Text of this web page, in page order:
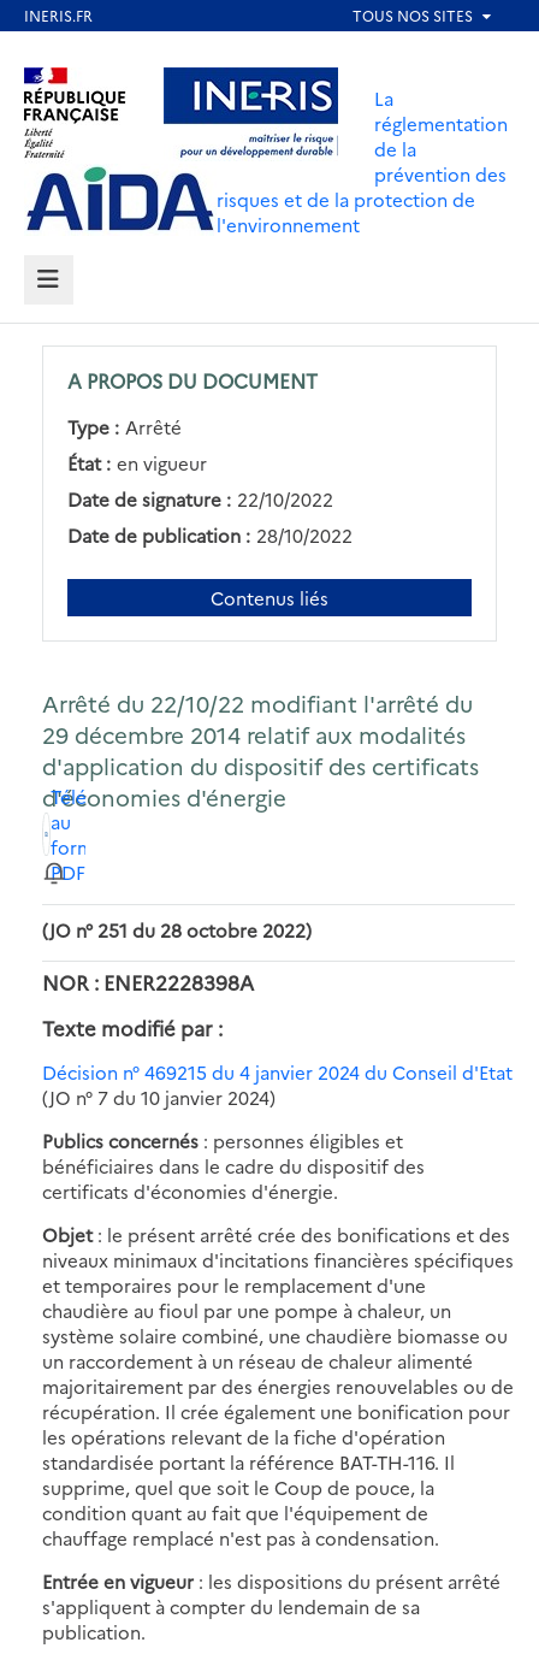
contenu
principal
Aller au contenu Aller au menu
Aller au pied de page
La
réglementation
de la
prévention des
risques et de la protection de
l'environnement
MENU
A PROPOS DU DOCUMENT
Type : Arrêté
État : en vigueur
Date de signature : 22/10/2022
Date de publication : 28/10/2022
Contenus liés
Arrêté du 22/10/22 modifiant l'arrêté du
29 décembre 2014 relatif aux modalités
d'application du dispositif des certificats
d'économies d'énergie
Télécharger
au
format
PDF
(JO n° 251 du 28 octobre 2022)
NOR : ENER2228398A
Texte modifié par :
Décision n° 469215 du 4 janvier 2024 du Conseil d'Etat
(JO n° 7 du 10 janvier 2024)
Publics concernés : personnes éligibles et
bénéficiaires dans le cadre du dispositif des
certificats d'économies d'énergie.
Objet: le présent arrêté crée des bonifications et des
niveaux minimaux d'incitations financières spécifiques
et temporaires pour le remplacement d'une
chaudière au fioul par une pompe à chaleur, un
système solaire combiné, une chaudière biomasse ou
un raccordement à un réseau de chaleur alimenté
majoritairement par des énergies renouvelables ou de
récupération. Il crée également une bonification pour
les opérations relevant de la fiche d'opération
standardisée portant la référence BAT-TH-116. Il
supprime, quel que soit le Coup de pouce, la
condition quant au fait que l'équipement de
chauffage remplacé n'est pas à condensation.
Entrée en vigueur : les dispositions du présent arrêté
s'appliquent à compter du lendemain de sa
publication.